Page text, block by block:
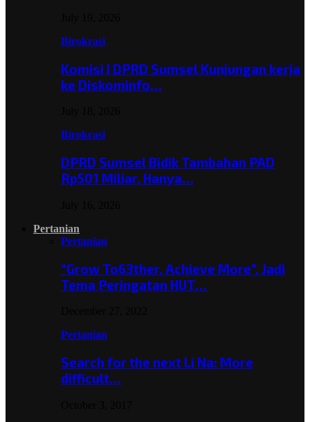
Birokrasi
Komisi I DPRD Sumsel Kunjungan kerja
ke Diskominfo…
Birokrasi
DPRD Sumsel Bidik Tambahan PAD
Rp501 Miliar, Hanya…
Pertanian
Pertanian
“Grow To63ther, Achieve More”, Jadi
Tema Peringatan HUT…
Pertanian
Search for the next Li Na: More
difficult…